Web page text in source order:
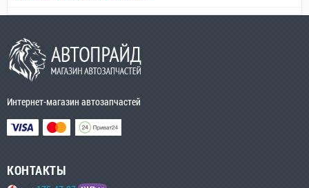
Интернет-магазин автозапчастей
КОНТАКТЫ